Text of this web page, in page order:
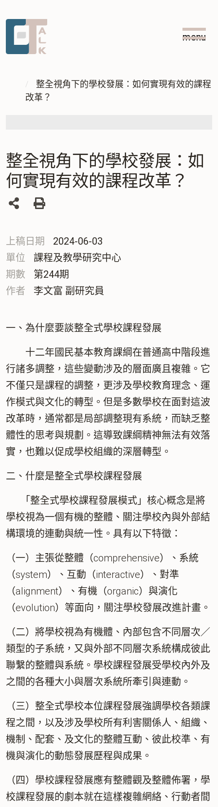
到
主
要
容
menu
整全視角下的學校發展：如何實現有效的課程
改革？
整全視角下的學校發展：如
何實現有效的課程改革？
列
上稿日期
2024-06-03
單位
課程及教學研究中心
期數
第244期
作者
李文富 副研究員
一、為什麼要談整全式學校課程發展
十二年國民基本教育課綱在普通高中階段進
行諸多調整，這些變動涉及的層面廣且複雜。它
不僅只是課程的調整，更涉及學校教育理念、運
作模式與文化的轉型。但是多數學校在面對這波
改革時，通常都是局部調整現有系統，而缺乏整
體性的思考與規劃。這導致課綱精神無法有效落
實，也難以促成學校組織的深層轉型。
二、什麼是整全式學校課程發展
｢整全式學校課程發展模式」核心概念是將
學校視為一個有機的整體、關注學校內與外部結
構環境的連動與統一性。具有以下特徵：
（一）主張從整體（comprehensive）、系統
（system）、互動（interactive）、對準
（alignment）、有機（organic）與演化
（evolution）等面向，關注學校發展改進計畫。
（二）將學校視為有機體、內部包含不同層次／
類型的子系統，又與外部不同層次系統構成彼此
聯繫的整體與系統。學校課程發展受學校內外及
之間的各種大小與層次系統所牽引與連動。
（三）整全式學校本位課程發展強調學校各類課
程之間，以及涉及學校所有利害關係人、組織、
機制、配套、及文化的整體互動、彼此校準、有
機與演化的動態發展歷程與成果。
（四）學校課程發展應有整體觀及整體佈署，學
校課程發展的劇本就在這樣複雜網絡、行動者間